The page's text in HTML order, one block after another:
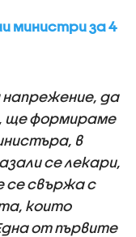
министри за 4
да
ще формираме
в
се лекари,
се свържа с
които
от първите